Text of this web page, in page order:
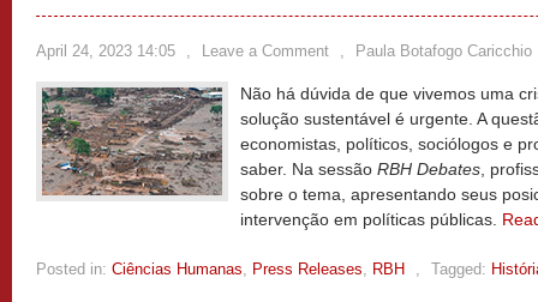
April 24, 2023 14:05 , Leave a Comment , Paula Botafogo Caricchio
Não há dúvida de que vivemos uma
solução sustentável é urgente. A
economistas, políticos, sociólogos e
saber. Na sessão RBH Debates ,
sobre o tema, apresentando seus
intervenção em políticas públicas.
Posted in: Ciências Humanas, Press Releases, RBH , Tagged: